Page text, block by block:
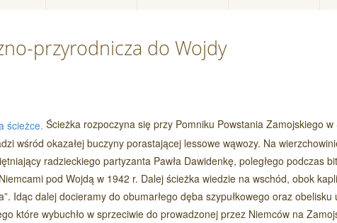
przyrodnicza do Wojdy
Ścieżka rozpoczyna się przy Pomniku Powstania Zamojskiego w
wśród okazałej buczyny porastającej lessowe wąwozy. Na
radzieckiego partyzanta Pawła Dawidenkę, poległego podczas
pod Wojdą w 1942 r. Dalej ścieżka wiedzie na wschód, obok
Idąc dalej docieramy do obumarłego dęba szypułkowego oraz
które wybuchło w sprzeciwie do prowadzonej przez Niemców na